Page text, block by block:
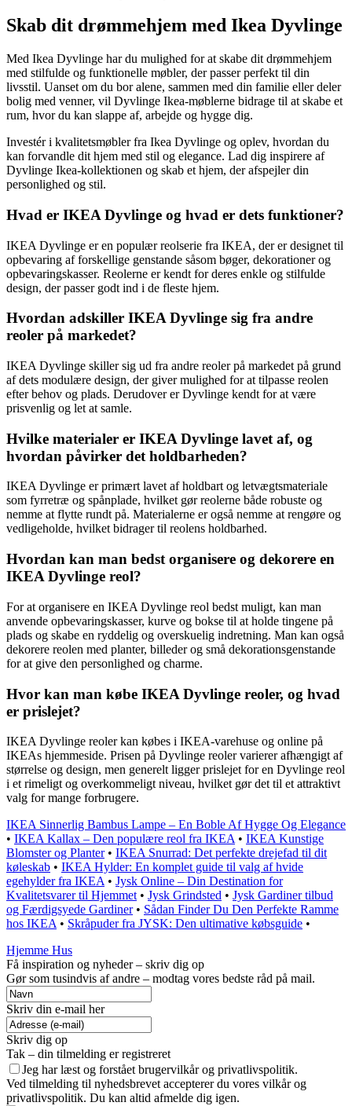
Skab dit drømmehjem med Ikea Dyvlinge
Med Ikea Dyvlinge har du mulighed for at skabe dit drømmehjem
med stilfulde og funktionelle møbler, der passer perfekt til din
livsstil. Uanset om du bor alene, sammen med din familie eller deler
bolig med venner, vil Dyvlinge Ikea-møblerne bidrage til at skabe et
rum, hvor du kan slappe af, arbejde og hygge dig.
Investér i kvalitetsmøbler fra Ikea Dyvlinge og oplev, hvordan du
kan forvandle dit hjem med stil og elegance. Lad dig inspirere af
Dyvlinge Ikea-kollektionen og skab et hjem, der afspejler din
personlighed og stil.
Hvad er IKEA Dyvlinge og hvad er dets funktioner?
IKEA Dyvlinge er en populær reolserie fra IKEA, der er designet til
opbevaring af forskellige genstande såsom bøger, dekorationer og
opbevaringskasser. Reolerne er kendt for deres enkle og stilfulde
design, der passer godt ind i de fleste hjem.
Hvordan adskiller IKEA Dyvlinge sig fra andre
reoler på markedet?
IKEA Dyvlinge skiller sig ud fra andre reoler på markedet på grund
af dets modulære design, der giver mulighed for at tilpasse reolen
efter behov og plads. Derudover er Dyvlinge kendt for at være
prisvenlig og let at samle.
Hvilke materialer er IKEA Dyvlinge lavet af, og
hvordan påvirker det holdbarheden?
IKEA Dyvlinge er primært lavet af holdbart og letvægtsmateriale
som fyrretræ og spånplade, hvilket gør reolerne både robuste og
nemme at flytte rundt på. Materialerne er også nemme at rengøre og
vedligeholde, hvilket bidrager til reolens holdbarhed.
Hvordan kan man bedst organisere og dekorere en
IKEA Dyvlinge reol?
For at organisere en IKEA Dyvlinge reol bedst muligt, kan man
anvende opbevaringskasser, kurve og bokse til at holde tingene på
plads og skabe en ryddelig og overskuelig indretning. Man kan også
dekorere reolen med planter, billeder og små dekorationsgenstande
for at give den personlighed og charme.
Hvor kan man købe IKEA Dyvlinge reoler, og hvad
er prislejet?
IKEA Dyvlinge reoler kan købes i IKEA-varehuse og online på
IKEAs hjemmeside. Prisen på Dyvlinge reoler varierer afhængigt af
størrelse og design, men generelt ligger prislejet for en Dyvlinge reol
i et rimeligt og overkommeligt niveau, hvilket gør det til et attraktivt
valg for mange forbrugere.
IKEA Sinnerlig Bambus Lampe – En Boble Af Hygge Og Elegance
• IKEA Kallax – Den populære reol fra IKEA • IKEA Kunstige
Blomster og Planter• IKEA Snurrad: Det perfekte drejefad til dit
køleskab • IKEA Hylder: En komplet guide til valg af hvide
egehylder fra IKEA • Jysk Online – Din Destination for
Kvalitetsvarer til Hjemmet • Jysk Grindsted • Jysk Gardiner tilbud
og Færdigsyede Gardiner• Sådan Finder Du Den Perfekte Ramme
hos IKEA • Skråpuder fra JYSK: Den ultimative købsguide •
Hjemme Hus
Få inspiration og nyheder – skriv dig op
Gør som tusindvis af andre – modtag vores bedste råd på mail.
Skriv din e-mail her
Skriv dig op
Tak – din tilmelding er registreret
Jeg har læst og forstået brugervilkår og privatlivspolitik.
Ved tilmelding til nyhedsbrevet accepterer du vores vilkår og
privatlivspolitik. Du kan altid afmelde dig igen.